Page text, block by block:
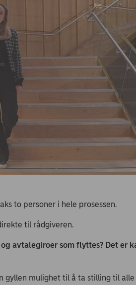
to personer i hele prosessen.
til rådgiveren.
avtalegiroer som flyttes? Det er
gyllen mulighet til å ta stilling til